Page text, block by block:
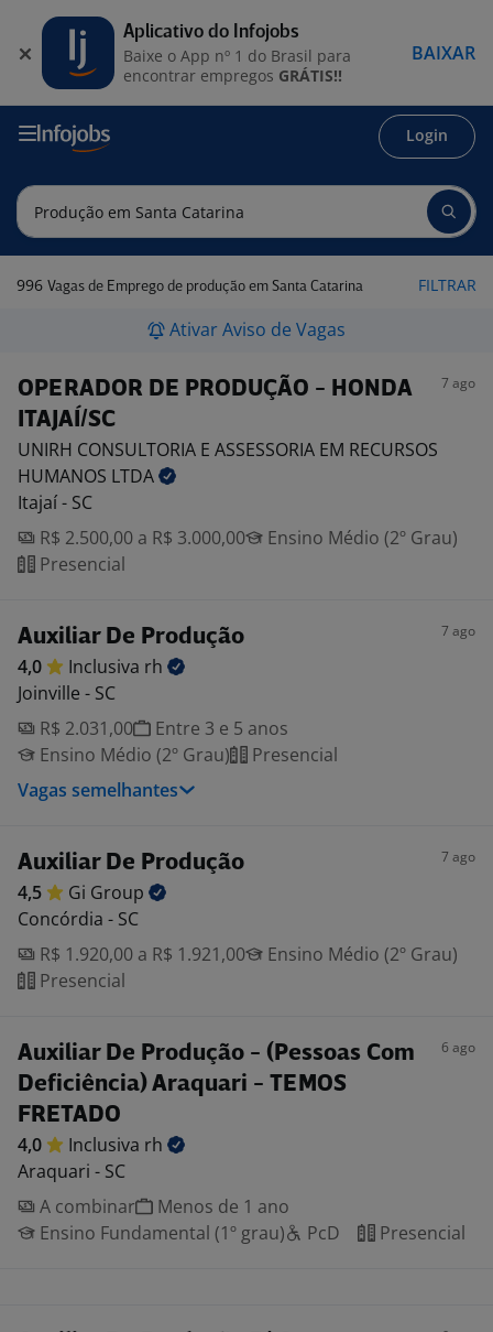
Login
996 Vagas de Emprego de produção em Santa Catarina FILTRAR
Ativar Aviso de Vagas
OPERADOR DE PRODUÇÃO - HONDA
ITAJAÍ/SC
7 ago
UNIRH CONSULTORIA E ASSESSORIA EM RECURSOS
HUMANOS LTDA
Itajaí - SC
R$ 2.500,00 a R$ 3.000,00
Ensino Médio (2º Grau)
Presencial
Auxiliar De Produção 7 ago
4,0 Inclusiva rh
Joinville - SC
R$ 2.031,00
Entre 3 e 5 anos
Ensino Médio (2º Grau)
Presencial
Vagas semelhantes
Auxiliar De Produção 7 ago
4,5 Gi Group
Concórdia - SC
R$ 1.920,00 a R$ 1.921,00
Ensino Médio (2º Grau)
Presencial
Auxiliar De Produção - (Pessoas Com
Deficiência) Araquari - TEMOS
FRETADO
6 ago
4,0 Inclusiva rh
Araquari - SC
A combinar
Menos de 1 ano
Ensino Fundamental (1º grau)
PcD Presencial
Aplicativo do Infojobs
Baixe o App nº 1 do Brasil para
encontrar empregos GRÁTIS!!
BAIXAR